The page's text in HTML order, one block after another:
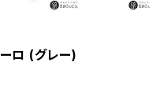
ーロ (グレー)